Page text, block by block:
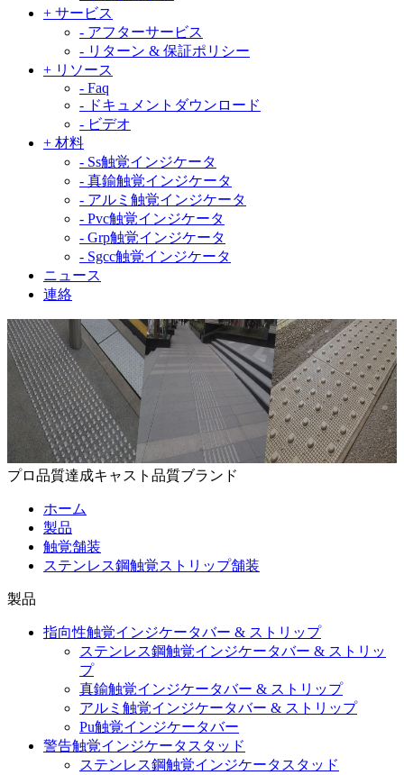
+ サービス
- アフターサービス
- リターン & 保証ポリシー
+ リソース
- Faq
- ドキュメントダウンロード
- ビデオ
+ 材料
- Ss触覚インジケータ
- 真鍮触覚インジケータ
- アルミ触覚インジケータ
- Pvc触覚インジケータ
- Grp触覚インジケータ
- Sgcc触覚インジケータ
ニュース
連絡
プロ品質達成キャスト品質ブランド
ホーム
製品
触覚舗装
ステンレス鋼触覚ストリップ舗装
製品
指向性触覚インジケータバー & ストリップ
ステンレス鋼触覚インジケータバー & ストリッ
プ
真鍮触覚インジケータバー & ストリップ
アルミ触覚インジケータバー & ストリップ
Pu触覚インジケータバー
警告触覚インジケータスタッド
ステンレス鋼触覚インジケータスタッド